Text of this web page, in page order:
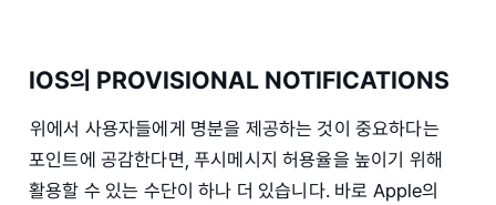
IOS의 PROVISIONAL NOTIFICATIONS
위에서 사용자들에게 명분을 제공하는 것이 중요하다는
포인트에 공감한다면, 푸시메시지 허용율을 높이기 위해
활용할 수 있는 수단이 하나 더 있습니다. 바로 Apple의